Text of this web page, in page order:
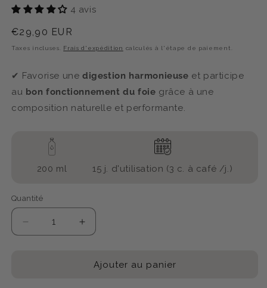
4 avis
Prix
habituel
€29,90 EUR
Taxes incluses. Frais d'expédition calculés à l'étape de paiement.
✔︎ Favorise unedigestion harmonieuse et participe
au bon fonctionnement du foie grâce à une
composition naturelle et performante.
200 ml 15 j. d'utilisation (3 c. à café /j.)
Quantité
Réduire
la
Augmenter
la
Ajouter au panier